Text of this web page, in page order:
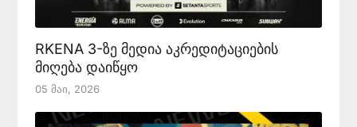
RKENA 3-ზე მედია აკრედიტაციების
მიღება დაიწყო
05 Მაი, 2026